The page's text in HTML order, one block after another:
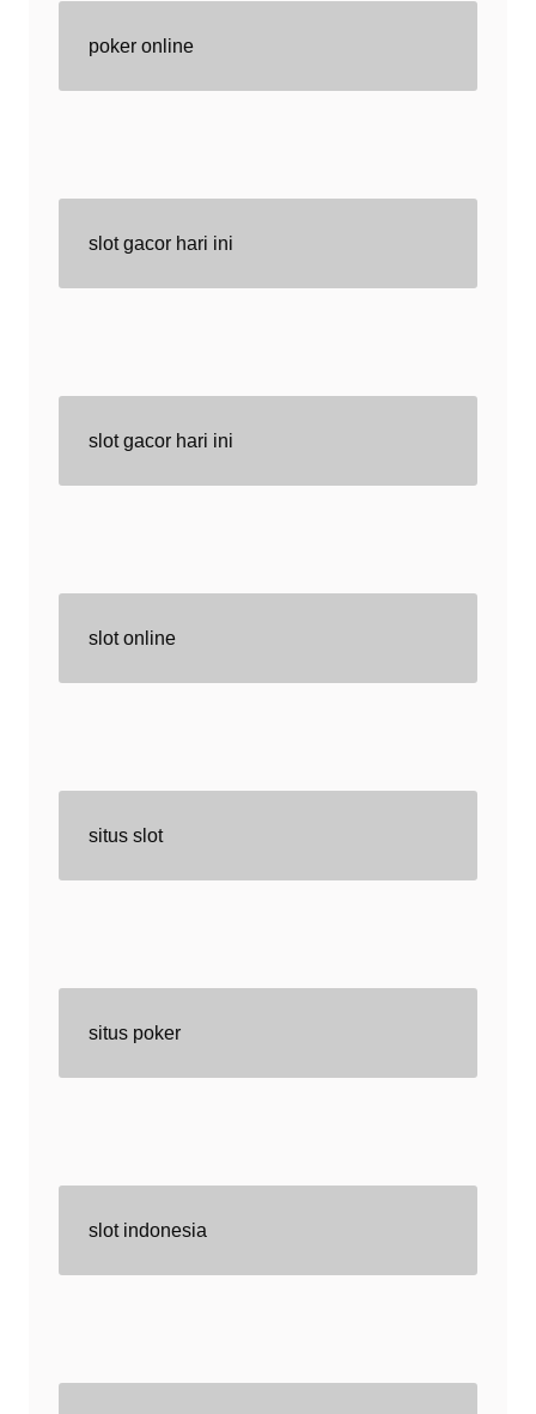
poker online
slot gacor hari ini
slot gacor hari ini
slot online
situs slot
situs poker
slot indonesia